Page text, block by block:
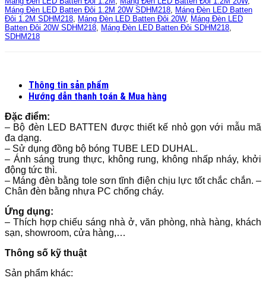
Máng Đèn LED Batten Đôi 1.2M 20W SDHM218
Máng Đèn LED Batten
Đôi 1.2M SDHM218
Máng Đèn LED Batten Đôi 20W, Máng Đèn LED
Batten Đôi 20W SDHM218
Máng Đèn LED Batten Đôi SDHM218
SDHM218
Thông tin sản phẩm
Hướng dẫn thanh toán & Mua hàng
Đặc điểm:
– Bộ đèn LED BATTEN được thiết kế nhỏ gọn với mẫu mã
đa dạng.
– Sử dụng đồng bộ bóng TUBE LED DUHAL.
– Ánh sáng trung thực, không rung, không nhấp nháy, khởi
động tức thì.
– Máng đèn bằng tole sơn tĩnh điện chịu lực tốt chắc chắn. –
Chân đèn bằng nhựa PC chống cháy.
Ứng dụng:
– Thích hợp chiếu sáng nhà ở, văn phòng, nhà hàng, khách
sạn, showroom, cửa hàng,…
Thông số kỹ thuật
Sản phẩm khác: